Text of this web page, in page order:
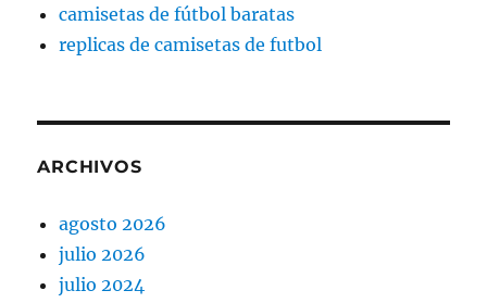
camisetas de fútbol baratas
replicas de camisetas de futbol
ARCHIVOS
agosto 2026
julio 2026
julio 2024